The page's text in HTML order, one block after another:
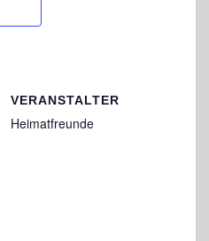
VERANSTALTER
Heimatfreunde